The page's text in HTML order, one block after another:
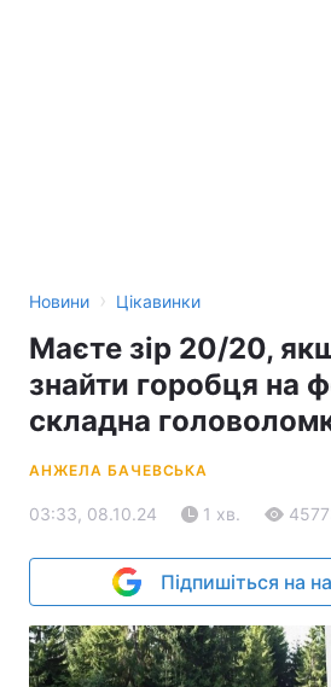
Новини › Цікавинки
Маєте зір 20/20,
знайти горобця на
складна
АНЖЕЛА БАЧЕВСЬКА
03:33, 08.10.24 1 хв.
Підпишіться на